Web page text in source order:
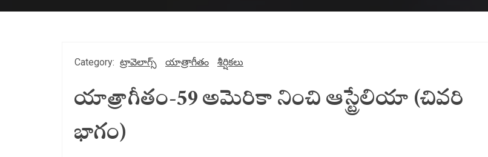
Category: ట్రావెలాగ్స్ యాత్రాగీతం శీర్షికలు
యాత్రాగీతం-59 అమెరికా నించి ఆస్ట్రేలియా (చివరి
భాగం)